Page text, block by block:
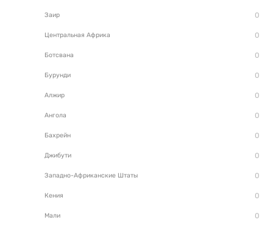
Заир
Центральная Африка
Ботсвана
Бурунди
Алжир
Ангола
Бахрейн
Джибути
Западно-Африканские Штаты
Кения
Мали